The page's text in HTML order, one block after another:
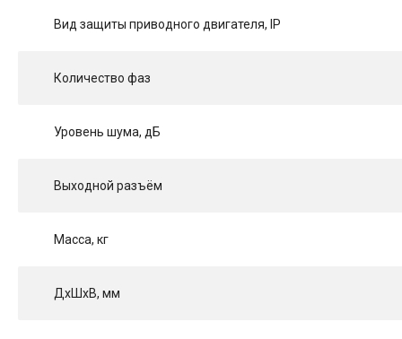
Вид защиты приводного двигателя, IP
Количество фаз
Уровень шума, дБ
Выходной разъём
Масса, кг
ДхШхВ, мм